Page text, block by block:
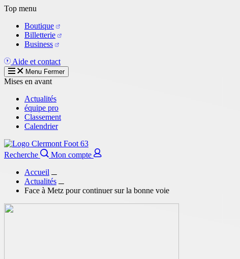
Aller
contenu
principal
Top menu
Boutique
Billetterie
Business
Aide et contact
Menu Fermer
Mises en avant
Actualités
équipe pro
Classement
Calendrier
Recherche
Mon compte
Accueil
Actualités
Face à Metz pour continuer sur la bonne voie